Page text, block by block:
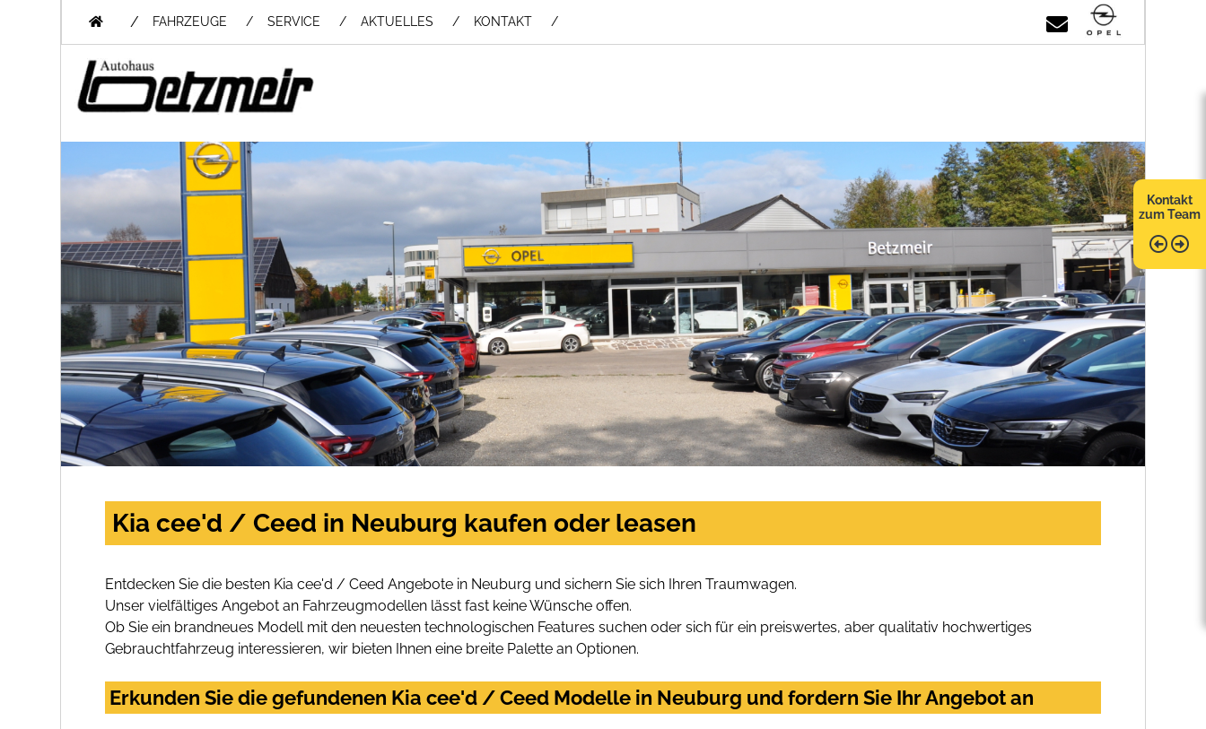
/ FAHRZEUGE SERVICE AKTUELLES KONTAKT
Kontakt
zum Team
Kia cee'd / Ceed in Neuburg kaufen oder leasen
Entdecken Sie die besten Kia cee'd / Ceed Angebote in Neuburg und sichern Sie sich Ihren Traumwagen.
Unser vielfältiges Angebot an Fahrzeugmodellen lässt fast keine Wünsche offen.
Ob Sie ein brandneues Modell mit den neuesten technologischen Features suchen oder sich für ein preiswertes, aber qualitativ hochwertiges
Gebrauchtfahrzeug interessieren, wir bieten Ihnen eine breite Palette an Optionen.
Erkunden Sie die gefundenen Kia cee'd / Ceed Modelle in Neuburg und fordern Sie Ihr Angebot an